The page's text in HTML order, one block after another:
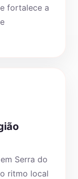
fortalece a
em Serra do
ritmo local